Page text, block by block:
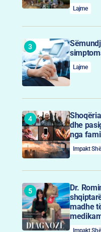
Lajme
Lajme
dhe
nga
Impakt
Dr.
madhe